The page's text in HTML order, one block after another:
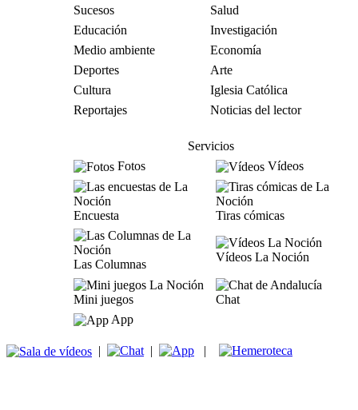
Sucesos
Salud
Educación
Investigación
Medio ambiente
Economía
Deportes
Arte
Cultura
Iglesia Católica
Reportajes
Noticias del lector
Servicios
Fotos
Vídeos
Encuesta Tiras cómicas
Las Columnas
Vídeos La Noción
Mini juegos
Chat
App
| | |